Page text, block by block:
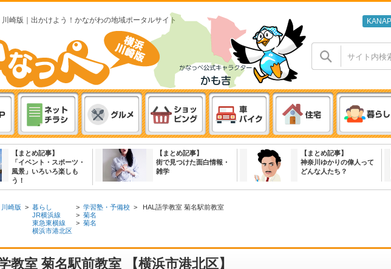
崎版｜出かけよう！かながわの地域ポータルサイト
【まとめ記事】
「イベント・スポーツ・
風景」いろいろ楽しも
う！
【まとめ記事】
街で見つけた面白情報・
雑学
【まとめ記事】
神奈川ゆかりの偉人って
どんな人たち？
崎版 > 暮らし
JR横浜線
東急東横線
横浜市港北区
> 学習塾・予備校
> 菊名
> 菊名
> HAL語学教室 菊名駅前教室
教室 菊名駅前教室 【横浜市港北区】